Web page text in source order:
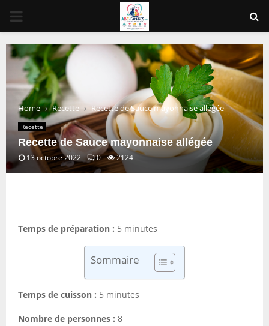
PRIMARY
MENU
Home Recette Recette de Sauce mayonnaise allégée
Recette
Recette de Sauce mayonnaise allégée
13 octobre 2022 0 2124
Temps de préparation : 5 minutes
Sommaire
Temps de cuisson : 5 minutes
Nombre de personnes : 8